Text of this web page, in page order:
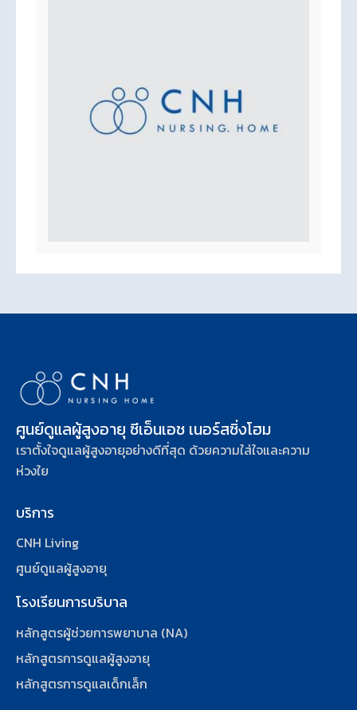
ศูนย์ดูแลผู้สูงอายุ ซีเอ็นเอช เนอร์สซิ่งโฮม
เราตั้งใจดูแลผู้สูงอายุอย่างดีที่สุด ด้วยความใส่ใจและความ
ห่วงใย
บริการ
CNH Living
ศูนย์ดูแลผู้สูงอายุ
โรงเรียนการบริบาล
หลักสูตรผู้ช่วยการพยาบาล (NA)
หลักสูตรการดูแลผู้สูงอายุ
หลักสูตรการดูแลเด็กเล็ก